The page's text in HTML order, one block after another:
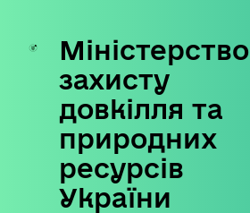
Skip
content
Міністерство
захисту
довкілля та
природних
ресурсів
України